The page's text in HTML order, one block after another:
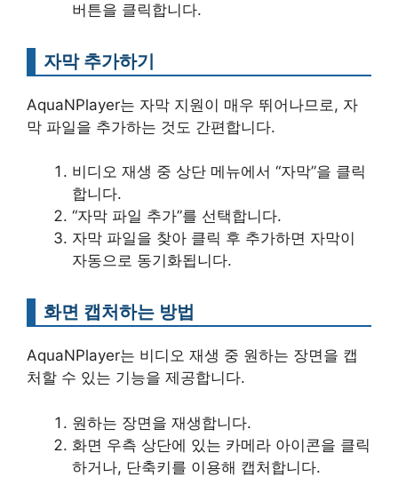
버튼을 클릭합니다.
자막 추가하기
AquaNPlayer는 자막 지원이 매우 뛰어나므로, 자
막 파일을 추가하는 것도 간편합니다.
비디오 재생 중 상단 메뉴에서 “자막”을 클릭
합니다.
“자막 파일 추가”를 선택합니다.
자막 파일을 찾아 클릭 후 추가하면 자막이
자동으로 동기화됩니다.
화면 캡처하는 방법
AquaNPlayer는 비디오 재생 중 원하는 장면을 캡
처할 수 있는 기능을 제공합니다.
원하는 장면을 재생합니다.
화면 우측 상단에 있는 카메라 아이콘을 클릭
하거나, 단축키를 이용해 캡처합니다.